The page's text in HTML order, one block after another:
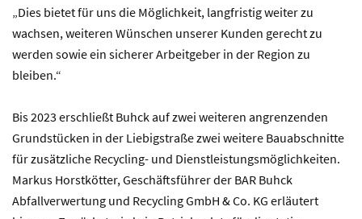
„Dies bietet für uns die Möglichkeit, langfristig weiter zu
wachsen, weiteren Wünschen unserer Kunden gerecht zu
werden sowie ein sicherer Arbeitgeber in der Region zu
bleiben.“
Bis 2023 erschließt Buhck auf zwei weiteren angrenzenden
Grundstücken in der Liebigstraße zwei weitere Bauabschnitte
für zusätzliche Recycling- und Dienstleistungsmöglichkeiten.
Markus Horstkötter, Geschäftsführer der BAR Buhck
Abfallverwertung und Recycling GmbH & Co. KG erläutert